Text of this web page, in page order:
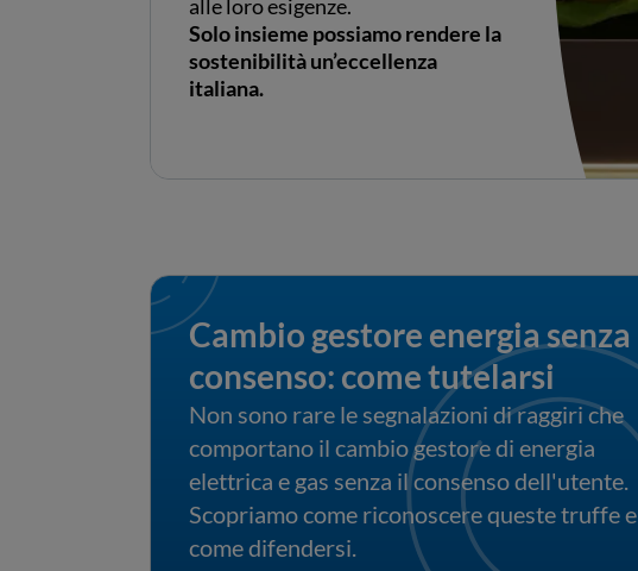
alle loro esigenze.
Solo insieme possiamo rendere la
sostenibilità un’eccellenza
italiana.
Cambio gestore energia senza
consenso: come tutelarsi
Non sono rare le segnalazioni di raggiri che
comportano il cambio gestore di energia
elettrica e gas senza il consenso dell'utente.
Scopriamo come riconoscere queste truffe e
come difendersi.